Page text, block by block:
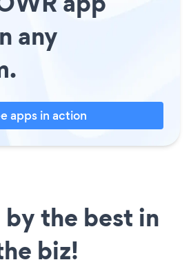
any
apps in action
the best in
biz!